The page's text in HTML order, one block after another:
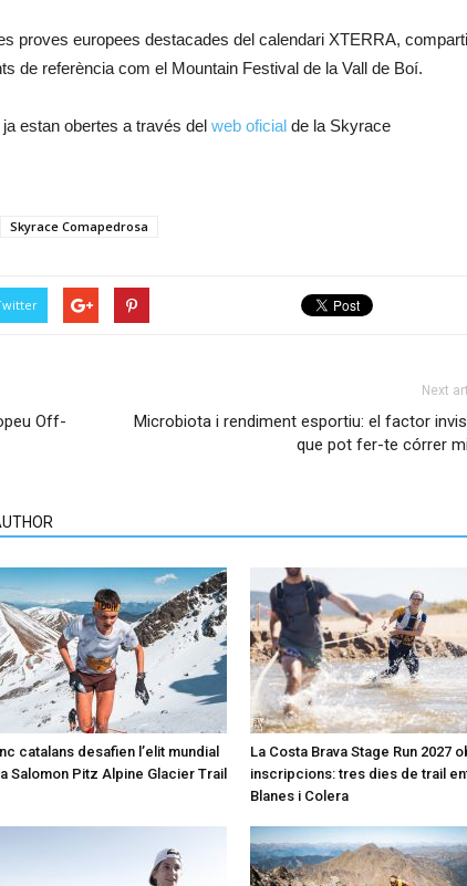
proves europees destacades del calendari XTERRA,
de referència com el Mountain Festival de la Vall de Boí.
estan obertes a través del web oficial de la Skyrace
Skyrace Comapedrosa
Off-
Next
Microbiota i rendiment esportiu: el factor
que pot fer-te córrer
catalans desafien l’elit mundial
Salomon Pitz Alpine Glacier Trail
La Costa Brava Stage Run 2027
inscripcions: tres dies de trail
Blanes i Colera